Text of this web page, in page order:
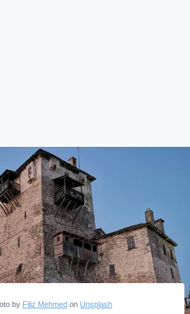
by Filiz Mehmed on Unsplash